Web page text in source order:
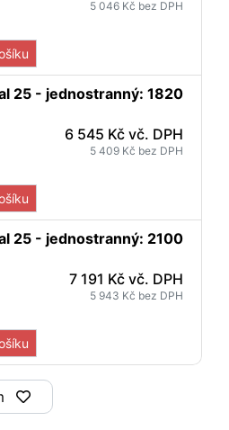
5 046 Kč bez DPH
25 - jednostranný: 1820
6 545 Kč vč. DPH
5 409 Kč bez DPH
25 - jednostranný: 2100
7 191 Kč vč. DPH
5 943 Kč bez DPH